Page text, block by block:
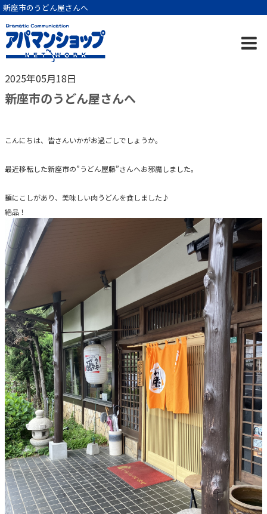
新座市のうどん屋さんへ
2025年05月18日
新座市のうどん屋さんへ
こんにちは、皆さんいかがお過ごしでしょうか。
最近移転した新座市の”うどん屋藤”さんへお邪魔しました。
麺にこしがあり、美味しい肉うどんを食しました♪
絶品！